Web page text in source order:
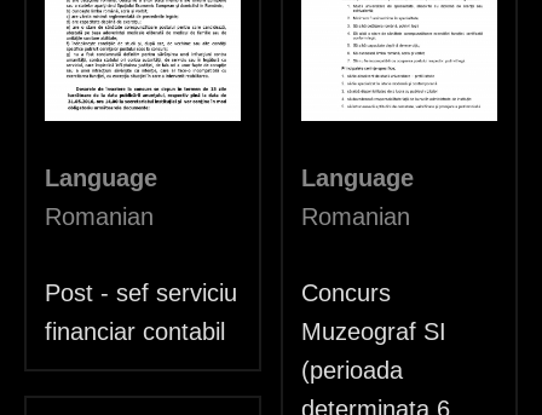
Language
Romanian
Post - sef serviciu
financiar contabil
Language
Romanian
Concurs
Muzeograf SI
(perioada
determinata 6